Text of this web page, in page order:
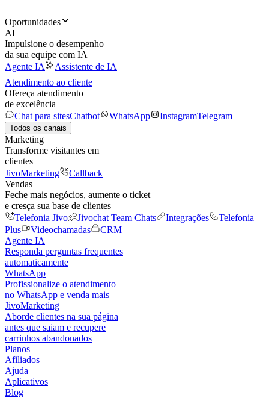
Oportunidades
AI
Impulsione o desempenho
da sua equipe com IA
Agente IA
Assistente de IA
Atendimento ao cliente
Ofereça atendimento
de excelência
Chat para sitesChatbot WhatsApp InstagramTelegram
Todos os canais
Marketing
Transforme visitantes em
clientes
JivoMarketing
Callback
Vendas
Feche mais negócios, aumente o ticket
e cresça sua base de clientes
Telefonia Jivo
Jivochat Team Chats Integrações
Telefonia
Plus
Videochamadas
CRM
Agente IA
Responda perguntas frequentes
automaticamente
WhatsApp
Profissionalize o atendimento
no WhatsApp e venda mais
JivoMarketing
Aborde clientes na sua página
antes que saiam e recupere
carrinhos abandonados
Planos
Afiliados
Ajuda
Aplicativos
Blog